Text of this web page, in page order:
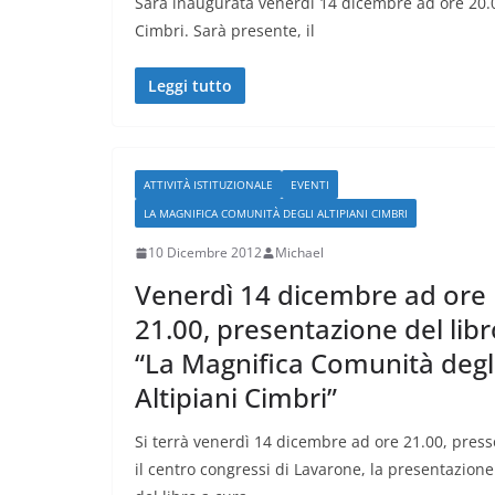
Cimbri. Sarà presente, il
Leggi tutto
ATTIVITÀ ISTITUZIONALE
EVENTI
LA MAGNIFICA COMUNITÀ DEGLI ALTIPIANI CIMBRI
10 Dicembre 2012 Michael
Venerdì 14 dicembre ad ore
21.00, presentazione del
“La Magnifica Comunità
Altipiani Cimbri”
Si terrà venerdì 14 dicembre ad ore 21.00,
il centro congressi di Lavarone, la presentazione